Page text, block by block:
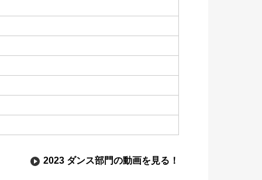
2023 ダンス部門の動画を見る！